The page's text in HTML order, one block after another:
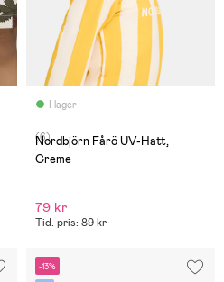
I lager
(6)
Nordbjörn Fårö UV-Hatt,
Creme
79 kr
Tid. pris: 89 kr
-13%